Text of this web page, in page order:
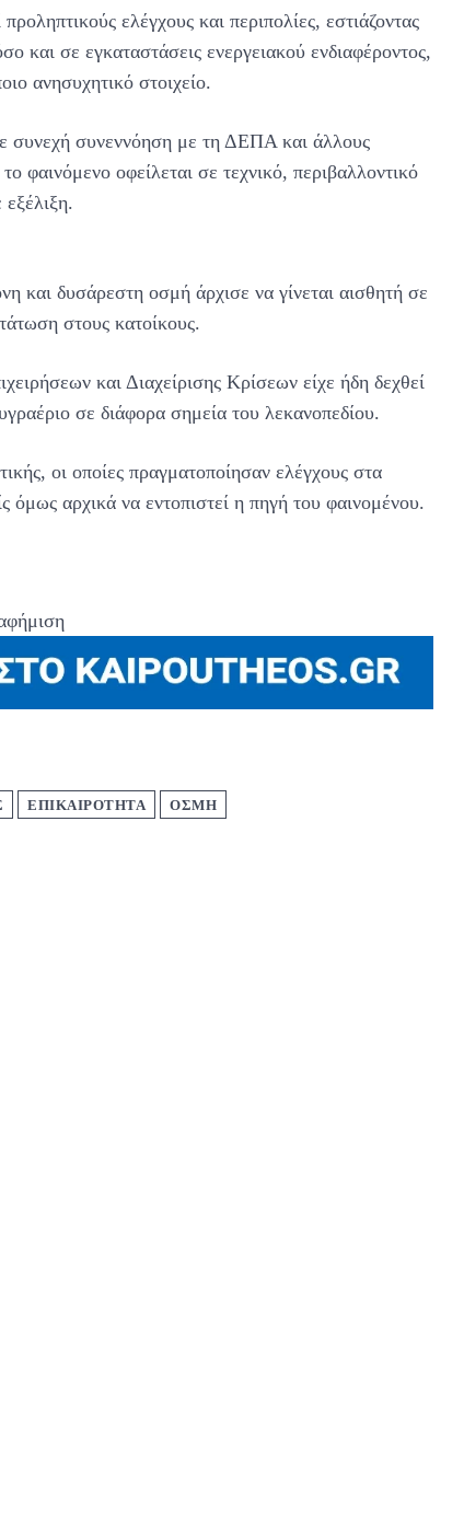
ελέγχους και περιπολίες, εστιάζοντας
και σε εγκαταστάσεις ενεργειακού ενδιαφέροντος,
ανησυχητικό στοιχείο.
συνεχή συνεννόηση με τη ΔΕΠΑ και άλλους
φαινόμενο οφείλεται σε τεχνικό, περιβαλλοντικό
και δυσάρεστη οσμή άρχισε να γίνεται αισθητή σε
στους κατοίκους.
και Διαχείρισης Κρίσεων είχε ήδη δεχθεί
σε διάφορα σημεία του λεκανοπεδίου.
οι οποίες πραγματοποίησαν ελέγχους στα
αρχικά να εντοπιστεί η πηγή του φαινομένου.
ΕΠΙΚΑΙΡΟΤΗΤΑ ΟΣΜΗ